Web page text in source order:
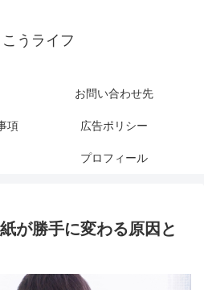
うライフ
お問い合わせ先
項 広告ポリシー
プロフィール
が勝手に変わる原因と